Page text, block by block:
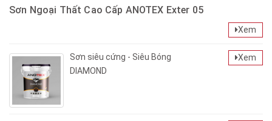
Sơn Ngoại Thất Cao Cấp ANOTEX Exter 05
Xem
Sơn siêu cứng - Siêu Bóng
DIAMOND
Xem